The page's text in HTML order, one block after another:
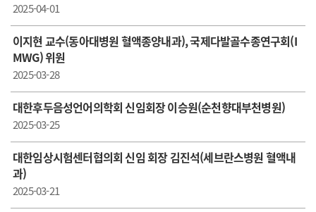
2025-04-01
이지현 교수(동아대병원 혈액종양내과), 국제다발골수종연구회(I
MWG) 위원
2025-03-28
대한후두음성언어의학회 신임회장 이승원(순천향대부천병원)
2025-03-25
대한임상시험센터협의회 신임 회장 김진석(세브란스병원 혈액내
과)
2025-03-21